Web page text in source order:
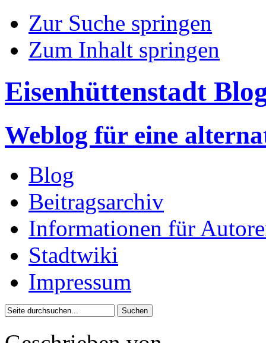
Zur Suche springen
Zum Inhalt springen
Eisenhüttenstadt
Weblog für eine
Blog
Beitragsarchiv
Informationen für
Stadtwiki
Impressum